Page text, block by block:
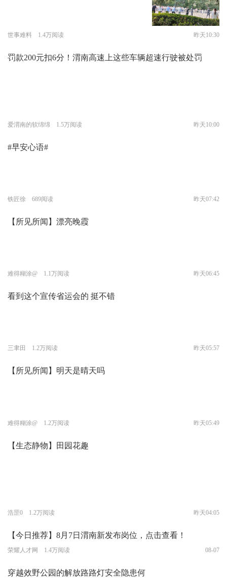
世事难料 1.4万阅读 昨天10:30
罚款200元扣6分！渭南高速上这些车辆超速行驶被处罚
爱渭南的软绵绵 1.5万阅读 昨天10:00
#早安心语#
铁匠徐 689阅读 昨天07:42
【所见所闻】漂亮晚霞
难得糊涂@ 1.1万阅读 昨天06:45
看到这个宣传省运会的 挺不错
三聿田 1.2万阅读 昨天05:57
【所见所闻】明天是晴天吗
难得糊涂@ 1.2万阅读 昨天05:49
【生态静物】田园花趣
浩罡0 1.2万阅读 昨天04:05
【今日推荐】8月7日渭南新发布岗位，点击查看！
荣耀人才网 1.4万阅读 08-07
穿越效野公园的解放路路灯安全隐患何